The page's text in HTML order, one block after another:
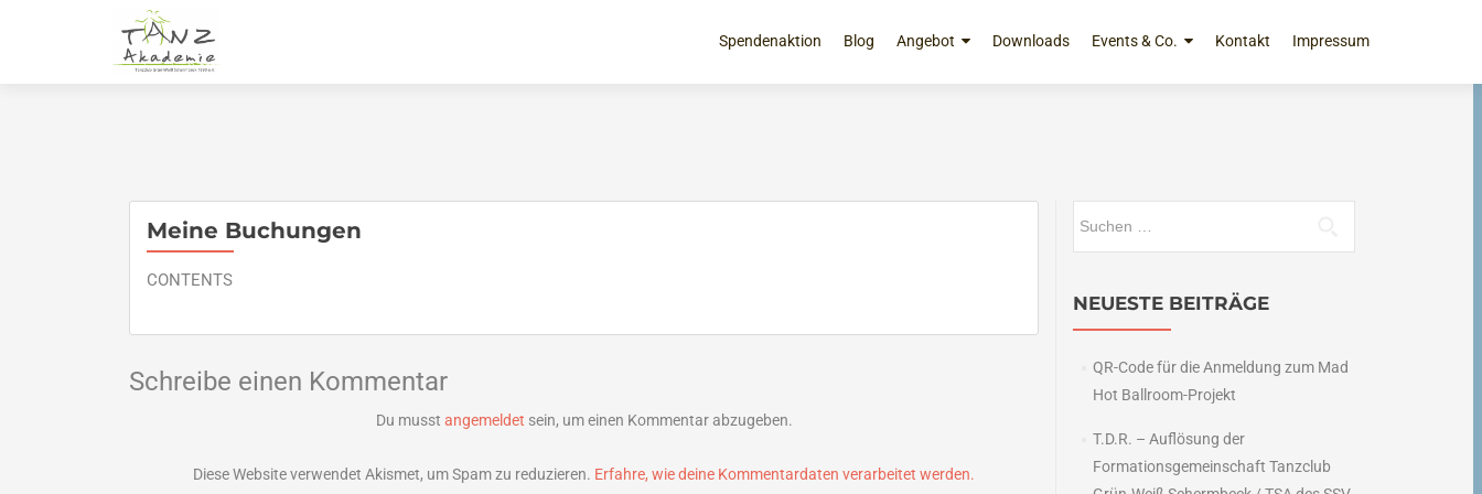
Inhalt
Spendenaktion Blog Angebot Downloads Events & Co. Kontakt Impressum
Meine Buchungen
CONTENTS
Schreibe einen Kommentar
Du musst angemeldet sein, um einen Kommentar abzugeben.
Diese Website verwendet Akismet, um Spam zu reduzieren. Erfahre, wie deine Kommentardaten verarbeitet werden.
NEUESTE BEITRÄGE
QR-Code für die Anmeldung zum Mad
Hot Ballroom-Projekt
T.D.R. – Auflösung der
Formationsgemeinschaft Tanzclub